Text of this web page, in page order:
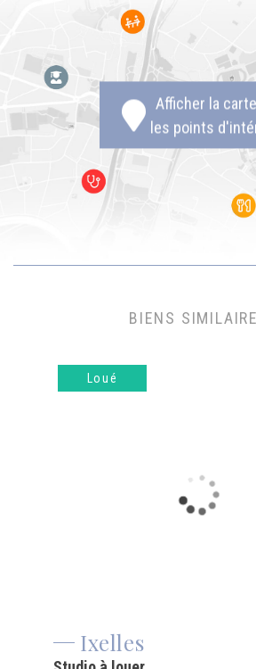
Afficher la
les points
BIENS
Loué
Ixelles